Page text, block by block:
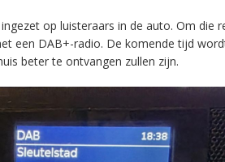
op luisteraars in de auto. Om die
een DAB+-radio. De komende tijd
beter te ontvangen zullen zijn.